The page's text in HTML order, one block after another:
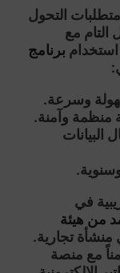
التحول
التام مع
استخدام برنامج
وسرعة.
منظمة وآمنة.
البيانات
في
من هيئة
منشأة تجارية.
مع منصة